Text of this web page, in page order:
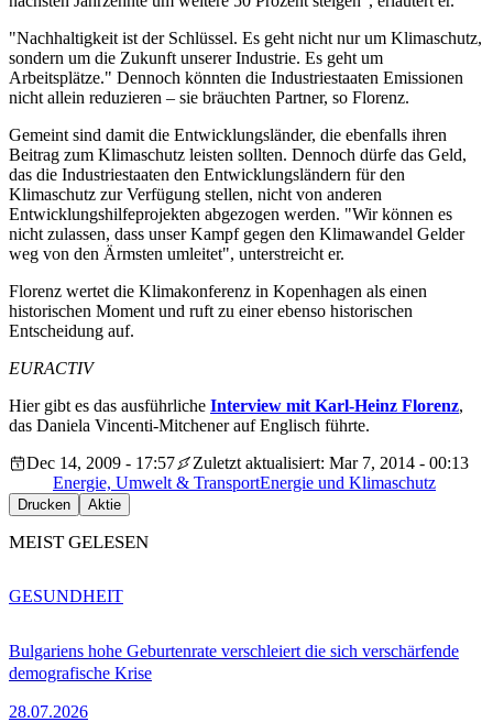
"Nachhaltigkeit ist der Schlüssel. Es geht nicht nur um Klimaschutz,
sondern um die Zukunft unserer Industrie. Es geht um
Arbeitsplätze." Dennoch könnten die Industriestaaten Emissionen
nicht allein reduzieren – sie bräuchten Partner, so Florenz.
Gemeint sind damit die Entwicklungsländer, die ebenfalls ihren
Beitrag zum Klimaschutz leisten sollten. Dennoch dürfe das Geld,
das die Industriestaaten den Entwicklungsländern für den
Klimaschutz zur Verfügung stellen, nicht von anderen
Entwicklungshilfeprojekten abgezogen werden. "Wir können es
nicht zulassen, dass unser Kampf gegen den Klimawandel Gelder
weg von den Ärmsten umleitet", unterstreicht er.
Florenz wertet die Klimakonferenz in Kopenhagen als einen
historischen Moment und ruft zu einer ebenso historischen
Entscheidung auf.
EURACTIV
Hier gibt es das ausführliche Interview mit Karl-Heinz Florenz,
das Daniela Vincenti-Mitchener auf Englisch führte.
Dec 14, 2009 - 17:57
Zuletzt aktualisiert: Mar 7, 2014 - 00:13
Energie, Umwelt & TransportEnergie und Klimaschutz
Drucken Aktie
MEIST GELESEN
Bulgariens hohe Geburtenrate verschleiert die sich verschärfende
demografische Krise
28.07.2026
GESUNDHEIT